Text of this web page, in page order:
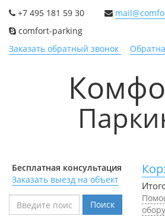
+7 495 181 59 30
comfort-parking
Заказать обратный звонок
Бесплатная консультация
Заказать выезд на объект
Поиск